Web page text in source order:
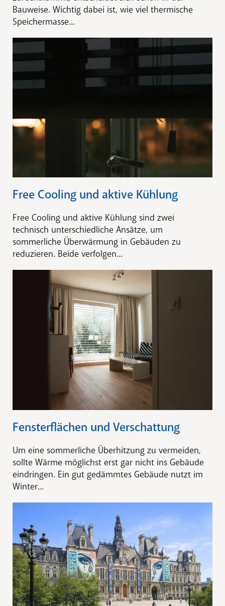
Bauweise. Wichtig dabei ist, wie viel thermische
Speichermasse...
Free Cooling und aktive Kühlung
Free Cooling und aktive Kühlung sind zwei
technisch ­unterschiedliche Ansätze, um
sommerliche ­Überwärmung in ­Gebäuden zu
reduzieren. Beide verfolgen...
Fensterflächen und Verschattung
Um eine sommerliche Überhitzung zu vermeiden,
sollte Wärme möglichst erst gar nicht ins Gebäude
eindringen. Ein gut gedämmtes Gebäude nutzt im
Winter...